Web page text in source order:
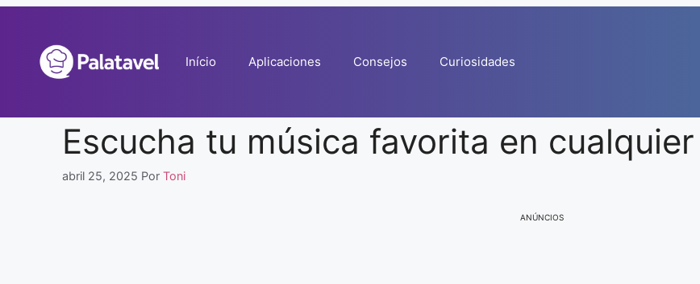
conteúdo
Início Aplicaciones Consejos Curiosidades
Escucha tu música favorita en
abril 25, 2025 Por Toni
ANÚNCIOS